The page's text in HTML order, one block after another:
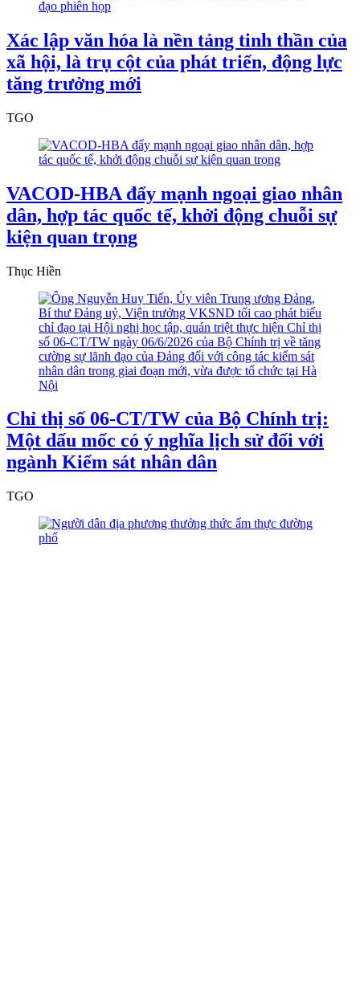
Xác lập văn hóa là nền tảng tinh thần của
xã hội, là trụ cột của phát triển, động lực
tăng trưởng mới
TGO
VACOD-HBA đẩy mạnh ngoại giao nhân
dân, hợp tác quốc tế, khởi động chuỗi sự
kiện quan trọng
Thục Hiền
Chỉ thị số 06-CT/TW của Bộ Chính trị:
Một dấu mốc có ý nghĩa lịch sử đối với
ngành Kiểm sát nhân dân
TGO